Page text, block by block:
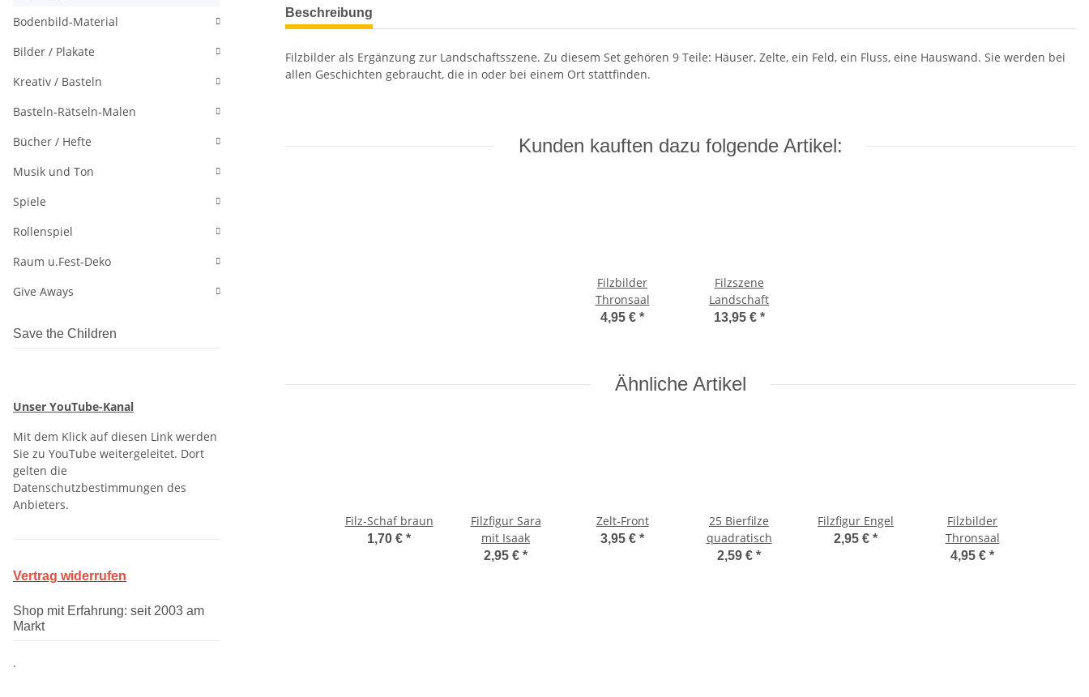
Beschreibung
Filzbilder als Ergänzung zur Landschaftsszene. Zu diesem Set gehören 9 Teile: Häuser, Zelte, ein Feld, ein Fluss, eine Hauswand. Sie werden bei
allen Geschichten gebraucht, die in oder bei einem Ort stattfinden.
Kunden kauften dazu folgende Artikel:
Filzbilder
Thronsaal
4,95 € *
Filzszene
Landschaft
13,95 € *
Ähnliche Artikel
Filz-Schaf braun
1,70 € *
Filzfigur Sara
mit Isaak
2,95 € *
Zelt-Front
3,95 € *
25 Bierfilze
quadratisch
2,59 € *
Filzfigur Engel
2,95 € *
Filzbilder
Thronsaal
4,95 € *
Bodenbild-Material
Bilder / Plakate
Kreativ / Basteln
Basteln-Rätseln-Malen
Bücher / Hefte
Musik und Ton
Spiele
Rollenspiel
Raum u.Fest-Deko
Give Aways
Save the Children
Unser YouTube-Kanal
Mit dem Klick auf diesen Link werden
Sie zu YouTube weitergeleitet. Dort
gelten die
Datenschutzbestimmungen des
Anbieters.
Vertrag widerrufen
Shop mit Erfahrung: seit 2003 am
Markt
.